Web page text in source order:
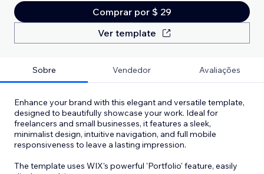
Comprar por $ 29
Ver template
Sobre Vendedor Avaliações
Enhance your brand with this elegant and versatile template,
designed to beautifully showcase your work. Ideal for
freelancers and small businesses, it features a sleek,
minimalist design, intuitive navigation, and full mobile
responsiveness to leave a lasting impression.
The template uses WIX's powerful 'Portfolio' feature, easily